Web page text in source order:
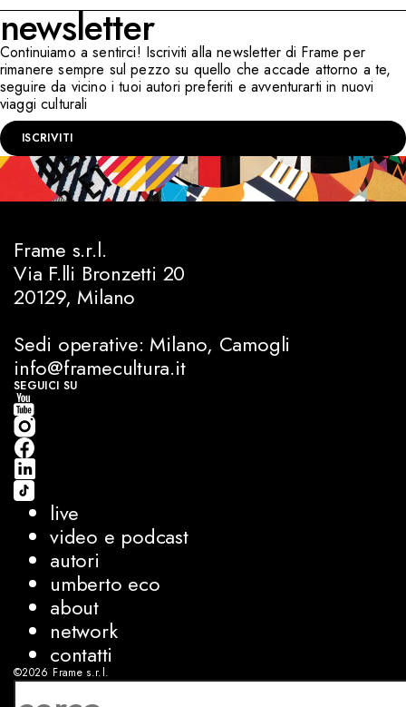
newsletter
Continuiamo a sentirci! Iscriviti alla newsletter di Frame per
rimanere sempre sul pezzo su quello che accade attorno a te,
seguire da vicino i tuoi autori preferiti e avventurarti in nuovi
viaggi culturali
ISCRIVITI
Frame s.r.l.
Via F.lli Bronzetti 20
20129, Milano
Sedi operative: Milano, Camogli
info@framecultura.it
SEGUICI SU
live
video e podcast
autori
umberto eco
about
network
contatti
©2026 Frame s.r.l.
P.IVA 08927250962